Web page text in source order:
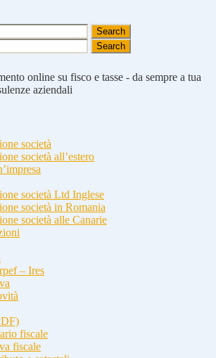
online su fisco e tasse - da sempre a tua
aziendali
società
società all’estero
società Ltd Inglese
società in Romania
società alle Canarie
– Ires
fiscale
fiscale